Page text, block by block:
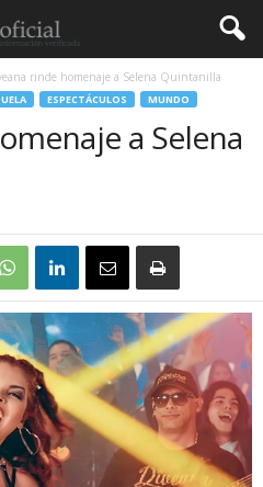
rinde homenaje a Selena Quintanilla
ESPECTÁCULOS MUNDO
a Selena